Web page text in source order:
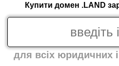
Купити домен .LAND
для всіх юридичних